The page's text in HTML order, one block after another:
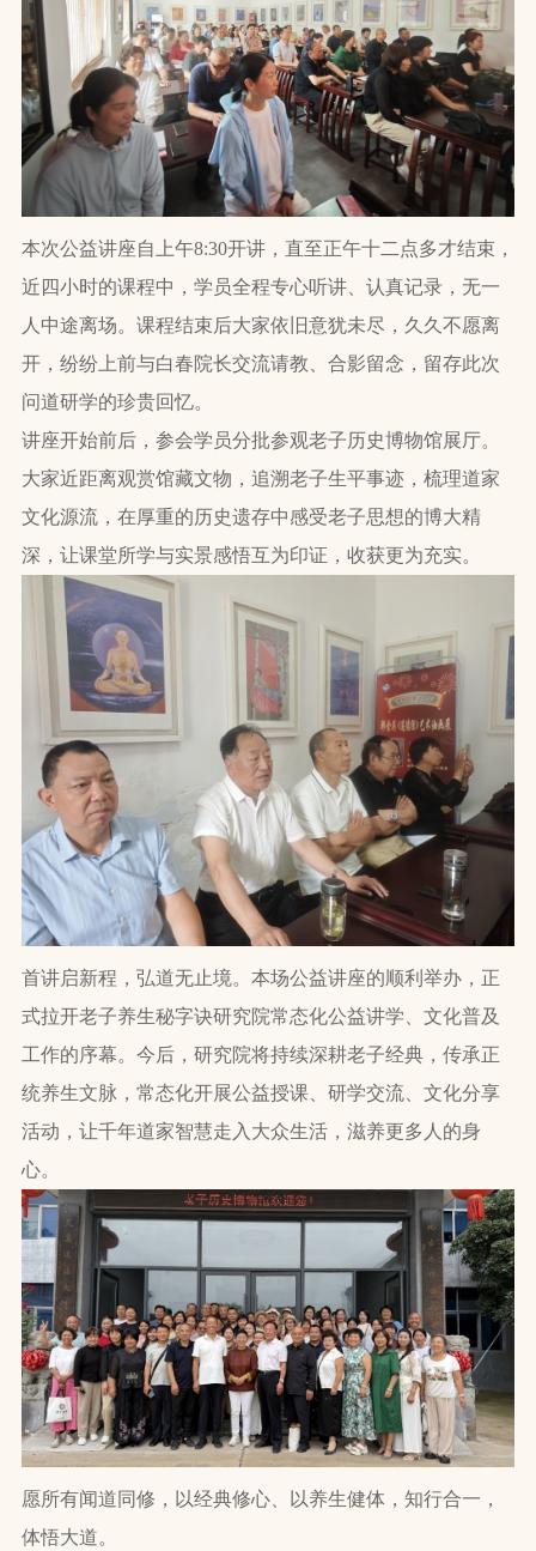
本次公益讲座自上午8:30开讲，直至正午十二点多才结束，
近四小时的课程中，学员全程专心听讲、认真记录，无一
人中途离场。课程结束后大家依旧意犹未尽，久久不愿离
开，纷纷上前与白春院长交流请教、合影留念，留存此次
问道研学的珍贵回忆。
讲座开始前后，参会学员分批参观老子历史博物馆展厅。
大家近距离观赏馆藏文物，追溯老子生平事迹，梳理道家
文化源流，在厚重的历史遗存中感受老子思想的博大精
深，让课堂所学与实景感悟互为印证，收获更为充实。
首讲启新程，弘道无止境。本场公益讲座的顺利举办，正
式拉开老子养生秘字诀研究院常态化公益讲学、文化普及
工作的序幕。今后，研究院将持续深耕老子经典，传承正
统养生文脉，常态化开展公益授课、研学交流、文化分享
活动，让千年道家智慧走入大众生活，滋养更多人的身
心。
愿所有闻道同修，以经典修心、以养生健体，知行合一，
体悟大道。